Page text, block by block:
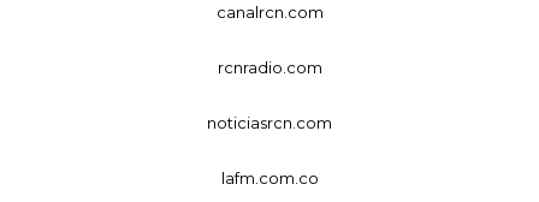
canalrcn.com
rcnradio.com
noticiasrcn.com
lafm.com.co